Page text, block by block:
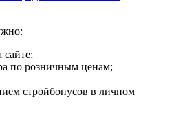
сайте;
по розничным ценам;
стройбонусов в личном